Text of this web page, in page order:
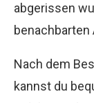
abgerissen
benachbarten
Nach dem
kannst du